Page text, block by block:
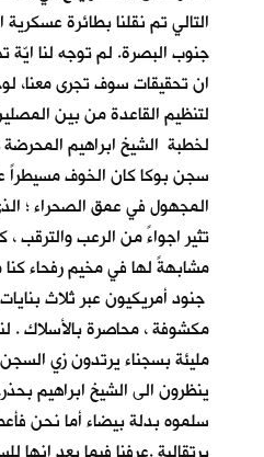
التالي تم نقلنا بطائرة
جنوب البصرة. لم توجه لنا ايّة
ان تحقيقات سوف تجرى
لتنظيم القاعدة من بين
لخطبة الشيخ ابراهيم
سجن بوكا كان الخوف مسيطراً
المجهول في عمق الصحراء ؛
تثير اجواءً من الرعب والترقب
مشابهةً لها في مخيم رفحاء كنا
جنود أمريكيون عبر ثلاث
مكشوفة ، محاصرة بالأسلاك .
مليئة بسجناء يرتدون زي السجن
ينظرون الى الشيخ ابراهيم
سلموه بدلة بيضاء أما نحن